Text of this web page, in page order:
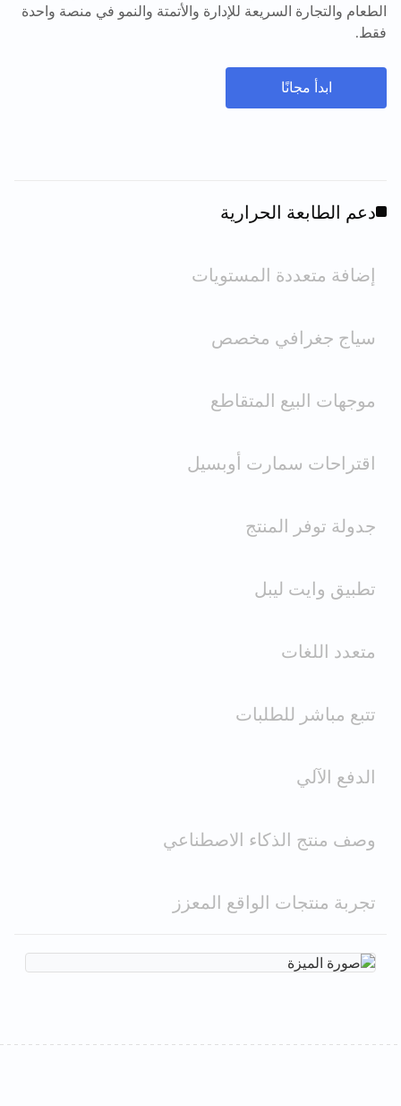
الطعام والتجارة السريعة للإدارة والأتمتة والنمو في منصة واحدة
فقط.
ابدأ مجانًا
دعم الطابعة الحرارية
إضافة متعددة المستويات
سياج جغرافي مخصص
موجهات البيع المتقاطع
اقتراحات سمارت أوبسيل
جدولة توفر المنتج
تطبيق وايت ليبل
متعدد اللغات
تتبع مباشر للطلبات
الدفع الآلي
وصف منتج الذكاء الاصطناعي
تجربة منتجات الواقع المعزز